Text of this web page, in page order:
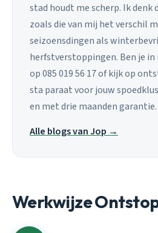
stad houdt me scherp. Ik denk
zoals die van mij het verschil
seizoensdingen als
herfstverstoppingen. Ben je in
op 085 019 56 17 of kijk op
sta paraat voor jouw
en met drie maanden garantie.
Alle blogs van Jop →
Werkwijze